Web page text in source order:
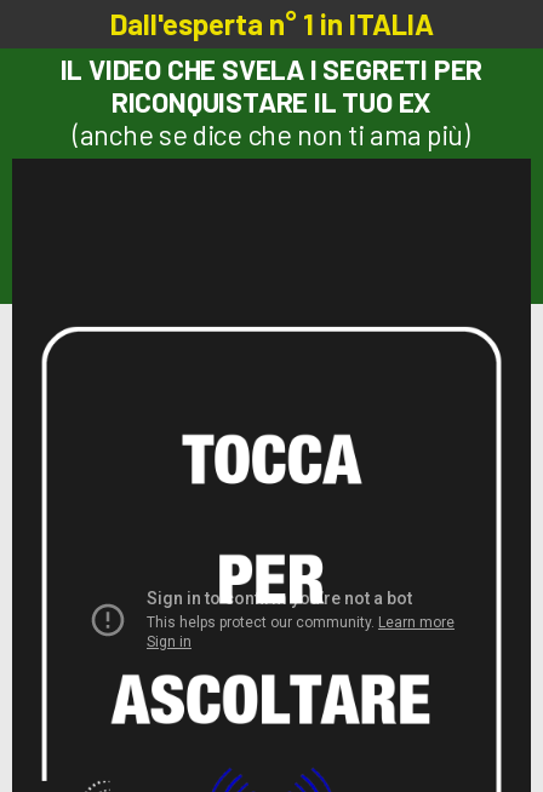
Dall'esperta n° 1 in ITALIA
IL VIDEO CHE SVELA I SEGRETI PER
RICONQUISTARE IL TUO EX
(anche se dice che non ti ama più)